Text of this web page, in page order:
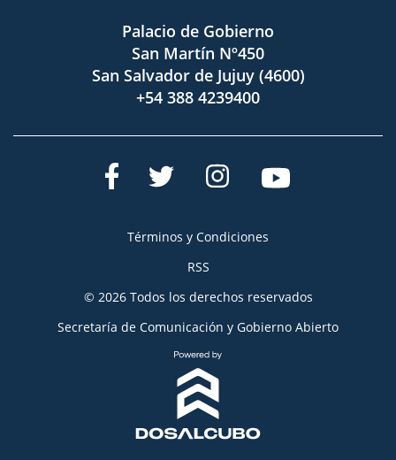
Palacio de Gobierno
San Martín Nº450
San Salvador de Jujuy (4600)
+54 388 4239400
Términos y Condiciones
RSS
© 2026 Todos los derechos reservados
Secretaría de Comunicación y Gobierno Abierto